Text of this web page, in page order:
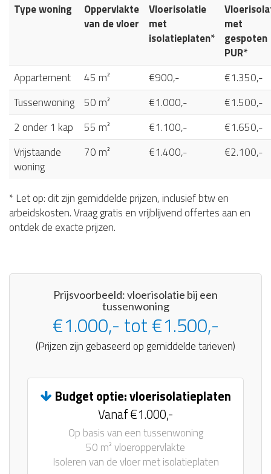
Type woning
Oppervlakte
van de vloer
Vloerisolatie
met
isolatieplaten*
met
gespoten
PUR*
Appartement
45 m² €900,-
€1.350,-
Tussenwoning
50 m² €1.000,-
€1.500,-
2 onder 1 kap
55 m² €1.100,-
€1.650,-
Vrijstaande
woning
70 m² €1.400,- €2.100,-
* Let op: dit zijn gemiddelde prijzen, inclusief btw en
arbeidskosten. Vraag gratis en vrijblijvend offertes aan en
ontdek de exacte prijzen.
Prijsvoorbeeld: vloerisolatie bij een
tussenwoning
€1.000,- tot €1.500,-
(Prijzen zijn gebaseerd op gemiddelde tarieven)
Budget optie: vloerisolatieplaten
Vanaf €1.000,-
Op basis van een tussenwoning
50 m² vloeroppervlakte
Isoleren van de vloer met isolatieplaten